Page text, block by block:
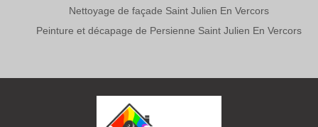
Nettoyage de façade Saint Julien En Vercors
Peinture et décapage de Persienne Saint Julien En Vercors